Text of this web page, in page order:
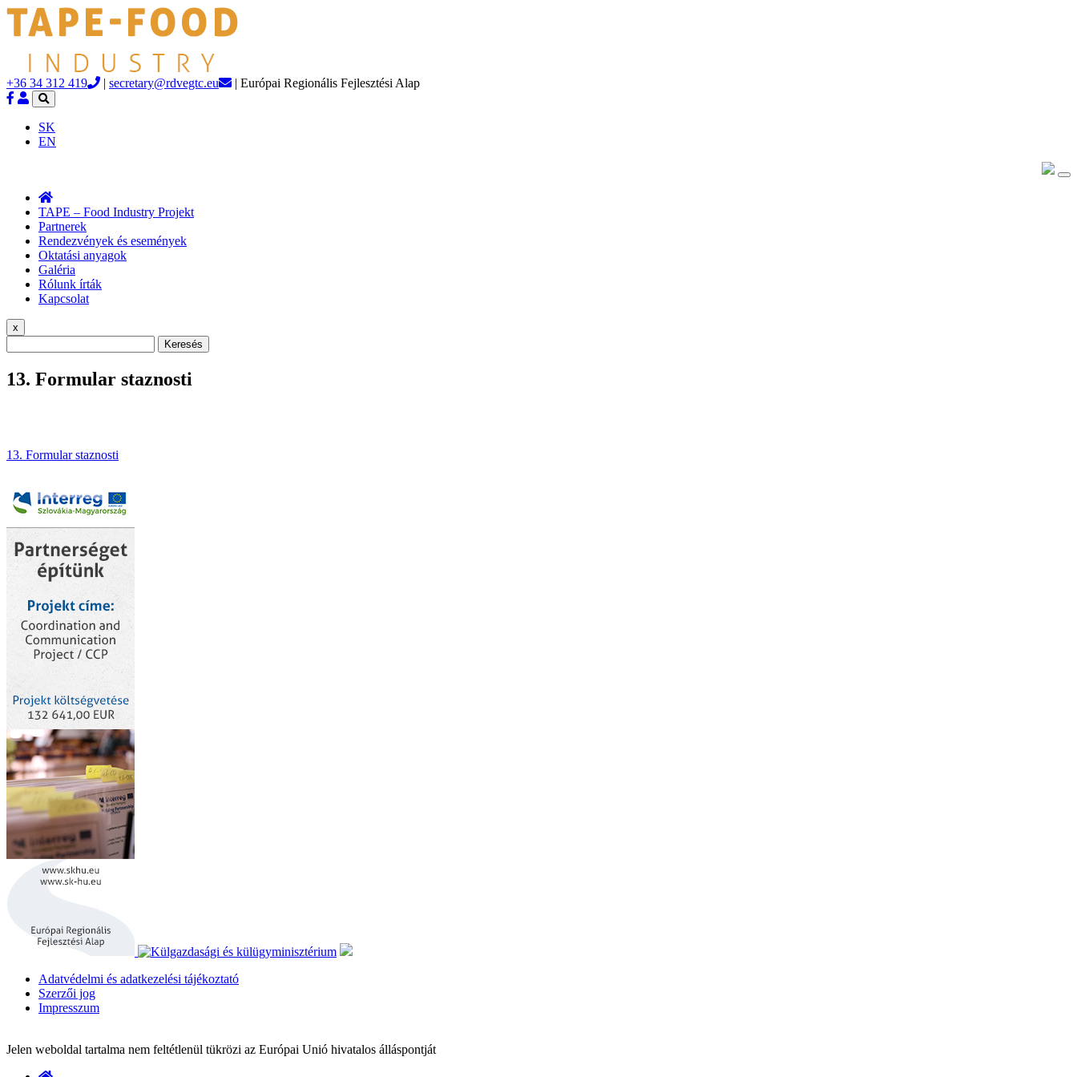
+36 34 312 419 | secretary@rdvegtc.eu | Európai Regionális Fejlesztési Alap
SK
EN
TAPE – Food Industry Projekt
Partnerek
Rendezvények és események
Oktatási anyagok
Galéria
Rólunk írták
Kapcsolat
x
Keresés
13. Formular staznosti
13. Formular staznosti
Adatvédelmi és adatkezelési tájékoztató
Szerzői jog
Impresszum
Jelen weboldal tartalma nem feltétlenül tükrözi az Európai Unió hivatalos álláspontját